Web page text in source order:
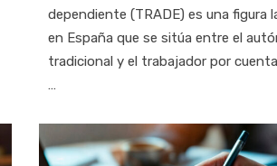
dependiente (TRADE) es una figura
en España que se sitúa entre el
tradicional y el trabajador por
…